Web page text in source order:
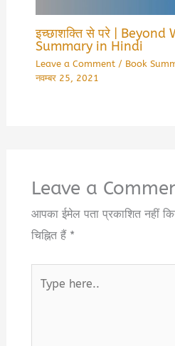
इच्छाशक्ति से परे |
Summary in Hindi
Leave a Comment / Book
नवम्बर 25, 2021
Leave a
आपका ईमेल पता प्रकाशित नहीं
चिह्नित हैं *
here..